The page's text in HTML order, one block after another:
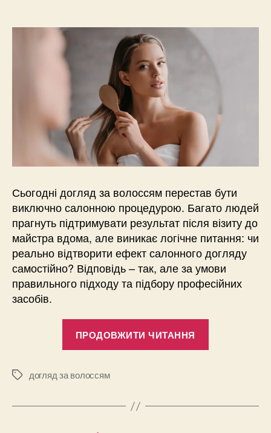
Сьогодні догляд за волоссям перестав бути
виключно салонною процедурою. Багато людей
прагнуть підтримувати результат після візиту до
майстра вдома, але виникає логічне питання: чи
реально відтворити ефект салонного догляду
самостійно? Відповідь – так, але за умови
правильного підходу та підбору професійних
засобів.
ПРОДОВЖИТИ ЧИТАННЯ
вдома
Позначки
догляд за волоссям